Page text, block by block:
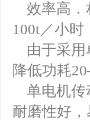
效率高．
100t／小时
由于采用
降低功耗
单电机传
耐磨性好，